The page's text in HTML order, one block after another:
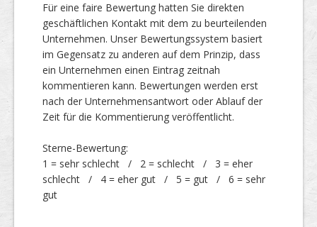
Für eine faire Bewertung hatten Sie direkten
geschäftlichen Kontakt mit dem zu beurteilenden
Unternehmen. Unser Bewertungssystem basiert
im Gegensatz zu anderen auf dem Prinzip, dass
ein Unternehmen einen Eintrag zeitnah
kommentieren kann. Bewertungen werden erst
nach der Unternehmensantwort oder Ablauf der
Zeit für die Kommentierung veröffentlicht.
Sterne-Bewertung:
1 = sehr schlecht / 2 = schlecht / 3 = eher
schlecht / 4 = eher gut / 5 = gut / 6 = sehr
gut